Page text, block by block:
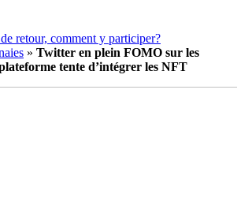
» Twitter en plein FOMO sur les
tente d’intégrer les NFT